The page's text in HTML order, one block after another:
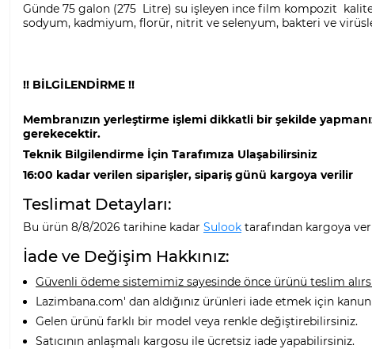
Günde 75 galon (275 Litre) su işleyen ince film kompozit
sodyum, kadmiyum, florür, nitrit ve selenyum, bakteri ve
!! BİLGİLENDİRME !!
Membranızın yerleştirme işlemi dikkatli bir şekilde
gerekecektir.
Teknik Bilgilendirme İçin Tarafımıza Ulaşabilirsiniz
16:00 kadar verilen siparişler, sipariş günü kargoya verilir
Teslimat Detayları:
Bu ürün 8/8/2026 tarihine kadar Sulook tarafından kargoya
İade ve Değişim Hakkınız:
Güvenli ödeme sistemimiz sayesinde önce ürünü teslim
Lazimbana.com' dan aldığınız ürünleri iade etmek için
Gelen ürünü farklı bir model veya renkle değiştirebilirsiniz.
Satıcının anlaşmalı kargosu ile ücretsiz iade yapabilirsiniz.